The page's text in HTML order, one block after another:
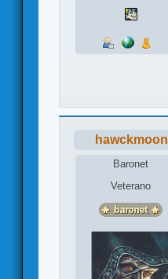
hawckmoon
Baronet
Veterano